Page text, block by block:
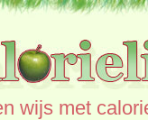
wijs met